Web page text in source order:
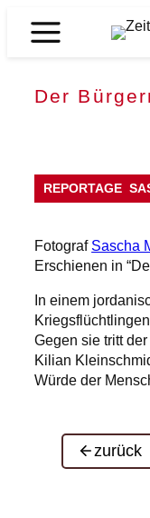
Inhalt
Der
REPORTAGE
Fotograf Sascha
Erschienen in
In einem
Gegen sie tritt
Kilian
Würde der
zurück